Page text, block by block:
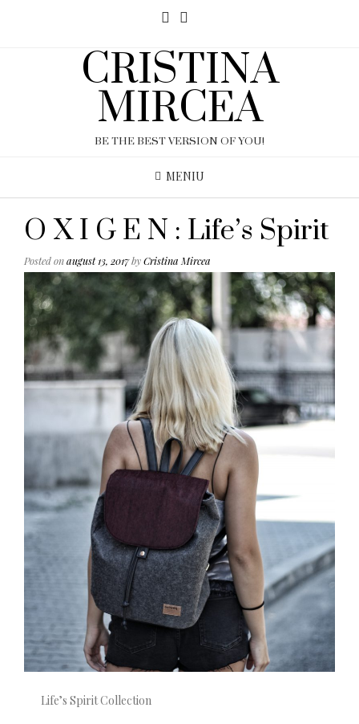
CRISTINA
MIRCEA
BE THE BEST VERSION OF YOU!
MENIU
O X I G E N : Life’s Spirit
Posted onaugust 13, 2017byCristina Mircea
Life’s Spirit Collection